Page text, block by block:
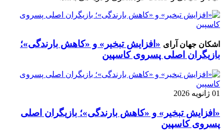
اشکان جهان آرای «افزایش تبخیر» و «کاهش بارندگی»؛
بازیگران اصلی پسروی کاسپین
01 ژانویه 2026
«افزایش تبخیر» و «کاهش بارندگی»؛ بازیگران اصلی
پسروی کاسپین